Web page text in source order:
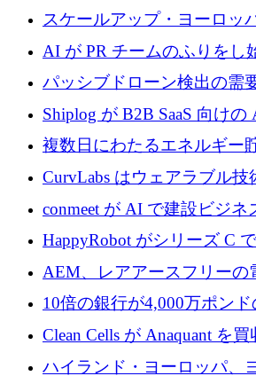
タートアップをシリーズA
ために2億5,000万ドルのフ
スケールアップ・ヨーロッ
の投資を行い、Iceeyeの10
を共同主導
AI が PR チームのふりをし
ります
パッシブドローン検出の需
Monava が資金調達ラウン
Shiplog が B2B SaaS 向け
ジェンスを構築するために
複数日にわたるエネルギー
ップ、Ore Energy が新たな
4,300 万ドルを獲得
CurvLabs はウェアラブル技
治療をどのように再考して
conmeet が AI で建設ビジネ
に 600 万ユーロを調達
HappyRobot がシリーズ C
ルを獲得し、企業運営向け
を拡張
AEM、レアアースフリーの
新を加速するために1,600
10倍の銀行が4,000万ポン
達
Clean Cells が Anaquant を
門知識によるバイオ医薬品
ハイランド・ヨーロッパ、